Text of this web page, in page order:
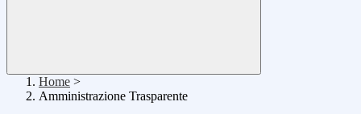
Home >
Amministrazione Trasparente